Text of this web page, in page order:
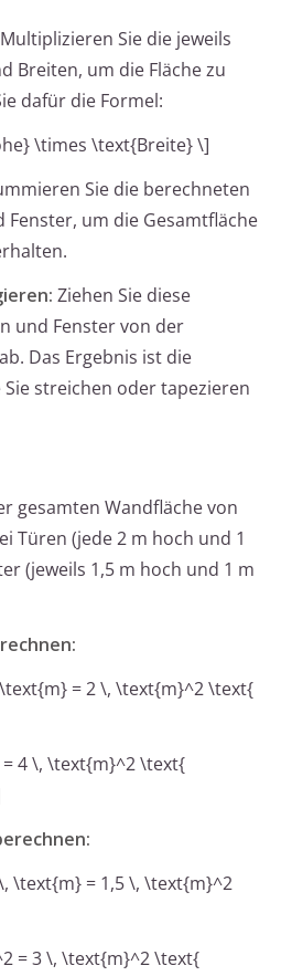
Multiplizieren Sie die jeweils
Breiten, um die Fläche zu
dafür die Formel:
\times \text{Breite} \]
Sie die berechneten
Fenster, um die Gesamtfläche
Ziehen Sie diese
und Fenster von der
Das Ergebnis ist die
streichen oder tapezieren
gesamten Wandfläche von
Türen (jede 2 m hoch und 1
(jeweils 1,5 m hoch und 1 m
= 2 \, \text{m}^2 \text{
4 \, \text{m}^2 \text{
\text{m} = 1,5 \, \text{m}^2
= 3 \, \text{m}^2 \text{